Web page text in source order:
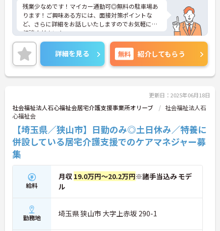
残業少なめです！マイカー通勤可◎無料の駐車場あ
ります！ご興味ある方には、面接対策ポイントな
ど、さらに詳細をお話しいたしますのでお気軽にご
相談ください！
詳細を見る 無料 紹介してもらう
更新日：2025年06月18日
社会福祉法人石心福祉会居宅介護支援事業所オリーブ
社会福祉法人石
心福祉会
【埼玉県／狭山市】日勤のみ◎土日休み／特養に
併設している居宅介護支援でのケアマネジャー募
集
給料
月収 19.0万円～20.2万円※諸手当込み モデ
ル
勤務地 埼玉県 狭山市 大字上赤坂 290-1